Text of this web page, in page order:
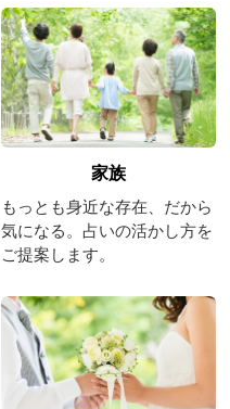
家族
もっとも身近な存在、だから
気になる。占いの活かし方を
ご提案します。